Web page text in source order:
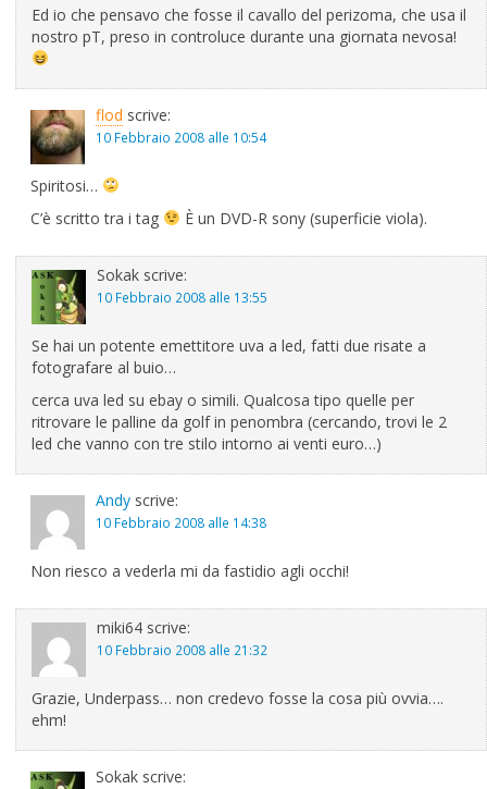
Ed io che pensavo che fosse il cavallo del perizoma, che usa il
nostro pT, preso in controluce durante una giornata nevosa!
flod scrive:
10 Febbraio 2008 alle 10:54
Spiritosi…
C’è scritto tra i tag
È un DVD-R sony (superficie viola).
Sokak scrive:
10 Febbraio 2008 alle 13:55
Se hai un potente emettitore uva a led, fatti due risate a
fotografare al buio…
cerca uva led su ebay o simili. Qualcosa tipo quelle per
ritrovare le palline da golf in penombra (cercando, trovi le 2
led che vanno con tre stilo intorno ai venti euro…)
Andy scrive:
10 Febbraio 2008 alle 14:38
Non riesco a vederla mi da fastidio agli occhi!
miki64 scrive:
10 Febbraio 2008 alle 21:32
Grazie, Underpass… non credevo fosse la cosa più ovvia….
ehm!
Sokak scrive: